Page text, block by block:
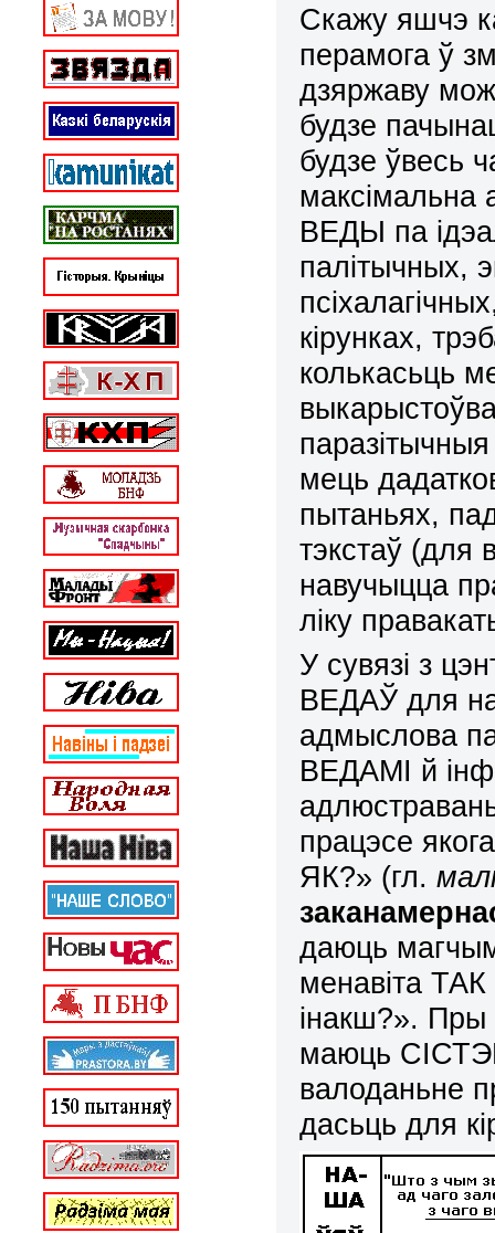
Скажу яшчэ
перамога ў
дзяржаву
будзе
будзе ўвесь
максімальна
ВЕДЫ па
палітычных,
кірунках,
колькасьць
мець
пытаньях,
тэкстаў (для
навучыцца
ліку
У сувязі з
ВЕДАЎ для
адмыслова
ВЕДАМІ й
працэсе
ЯК?» (гл.
даюць
менавіта
інакш?».
маюць
валоданьне
дасьць для